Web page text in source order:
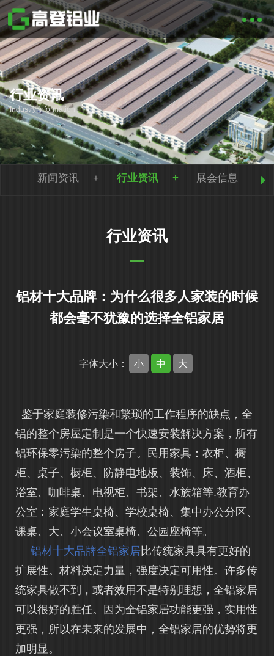
行业资讯
Industry Information
新闻资讯 行业资讯 展会信息
行业资讯
铝材十大品牌：为什么很多人家装的时候
都会毫不犹豫的选择全铝家居
字体大小： 小 中 大
鉴于家庭装修污染和繁琐的工作程序的缺点，全
铝的整个房屋定制是一个快速安装解决方案，所有
铝环保零污染的整个房子。民用家具：衣柜、橱
柜、桌子、橱柜、防静电地板、装饰、床、酒柜、
浴室、咖啡桌、电视柜、书架、水族箱等.教育办
公室：家庭学生桌椅、学校桌椅、集中办公分区、
课桌、大、小会议室桌椅、公园座椅等。
铝材十大品牌全铝家居比传统家具具有更好的
扩展性。材料决定力量，强度决定可用性。许多传
统家具做不到，或者效用不是特别理想，全铝家居
可以很好的胜任。因为全铝家居功能更强，实用性
更强，所以在未来的发展中，全铝家居的优势将更
加明显。